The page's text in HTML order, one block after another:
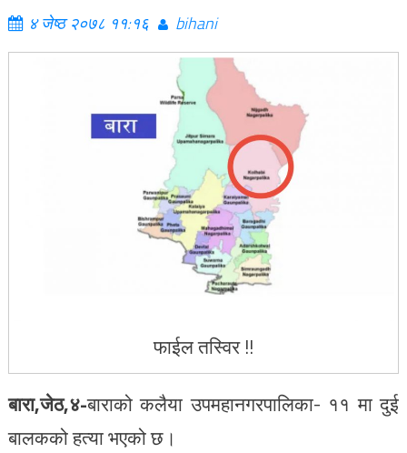
४ जेष्ठ २०७८ ११:१६ bihani
फाईल तस्विर !!
बारा,जेठ,४-बाराको कलैया उपमहानगरपालिका- ११ मा दुई
बालकको हत्या भएको छ।